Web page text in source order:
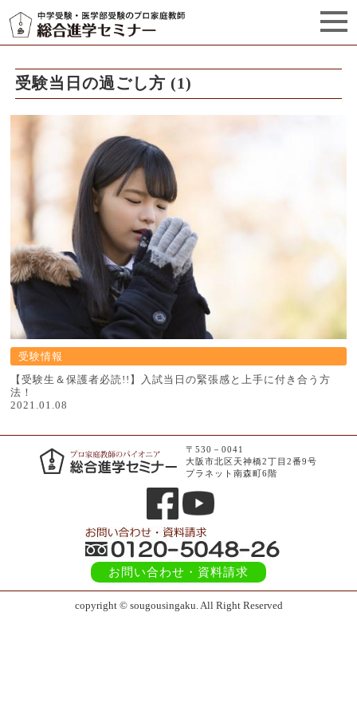
セミナーからのお知らせ（5）
受験当日の過ごし方 (1)
受験情報
【受験生＆保護者必読!!】入試当日の緊張感と上手に付き合う方
法！
2021.01.08
〒530－0041
大阪市北区天神橋2丁目2番9号
プラネット南森町6階
お問い合わせ ・資料請求
copyright © sougousingaku. All Right Reserved